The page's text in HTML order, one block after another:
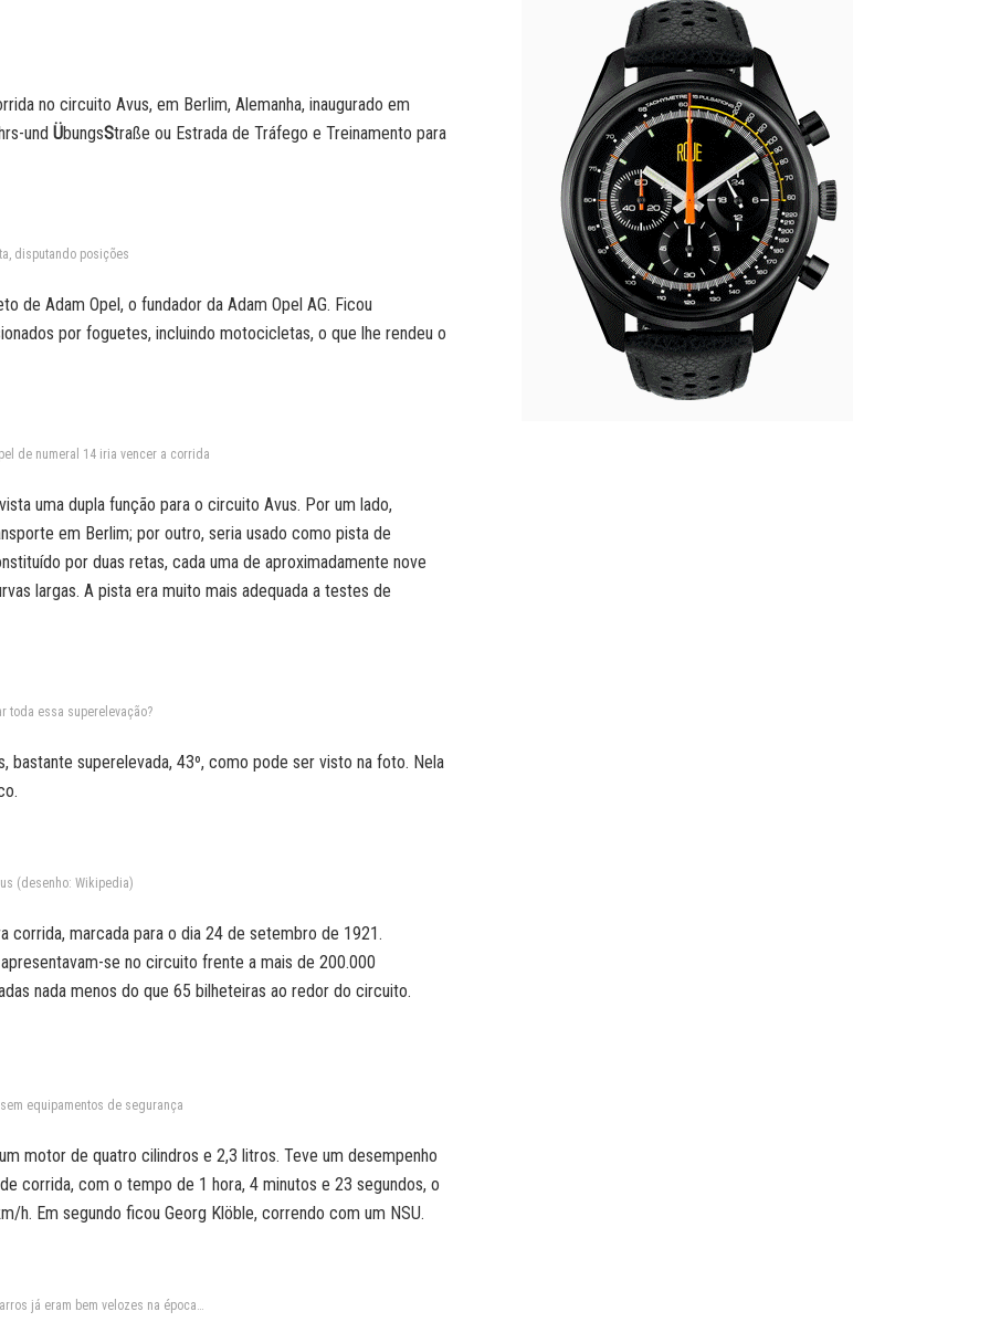
no circuito Avus, em Berlim, Alemanha, inaugurado em
und ÜbungsStraße ou Estrada de Tráfego e Treinamento para
disputando posições
de Adam Opel, o fundador da Adam Opel AG. Ficou
por foguetes, incluindo motocicletas, o que lhe rendeu o
de numeral 14 iria vencer a corrida
uma dupla função para o circuito Avus. Por um lado,
em Berlim; por outro, seria usado como pista de
por duas retas, cada uma de aproximadamente nove
largas. A pista era muito mais adequada a testes de
toda essa superelevação?
bastante superelevada, 43º, como pode ser visto na foto. Nela
(desenho: Wikipedia)
corrida, marcada para o dia 24 de setembro de 1921.
se no circuito frente a mais de 200.000
nada menos do que 65 bilheteiras ao redor do circuito.
equipamentos de segurança
motor de quatro cilindros e 2,3 litros. Teve um desempenho
corrida, com o tempo de 1 hora, 4 minutos e 23 segundos, o
h. Em segundo ficou Georg Klöble, correndo com um NSU.
já eram bem velozes na época…